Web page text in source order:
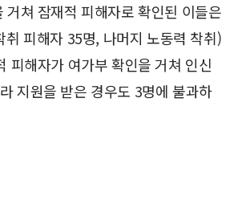
거쳐 잠재적 피해자로 확인된 이들은
취 피해자 35명, 나머지 노동력 착취)
피해자가 여가부 확인을 거쳐 인신
지원을 받은 경우도 3명에 불과하